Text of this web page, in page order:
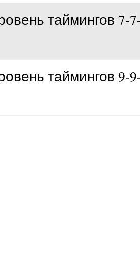
таймингов 7-
таймингов 9-